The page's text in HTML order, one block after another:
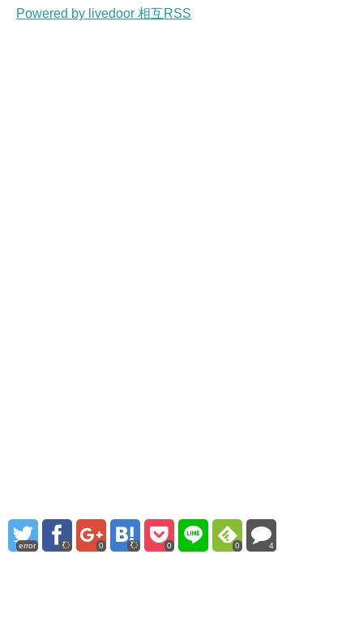
Powered by livedoor 相互RSS
error 0 0 0 4